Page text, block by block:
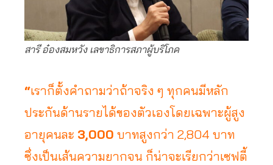
สารี อ๋องสมหวัง เลขาธิการสภาผู้บริโภค
“เราก็ตั้งคำถามว่าถ้าจริง ๆ ทุกคนมีหลัก
ประกันด้านรายได้ของตัวเองโดยเฉพาะผู้สูง
อายุคนละ 3,000 บาทสูงกว่า 2,804 บาท
ซึ่งเป็นเส้นความยากจน ก็น่าจะเรียกว่าเซฟตี้